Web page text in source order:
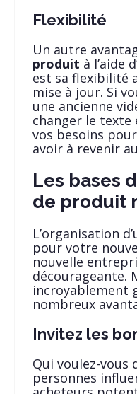
Flexibilité
Un autre
produit à l’aide
est sa flexibilité
mise à jour. Si
une ancienne
changer le texte
vos besoins
avoir à revenir
Les bases
de produit
L’organisation
pour votre
nouvelle
décourageante.
incroyablement
nombreux
Invitez les
Qui voulez-vous
personnes